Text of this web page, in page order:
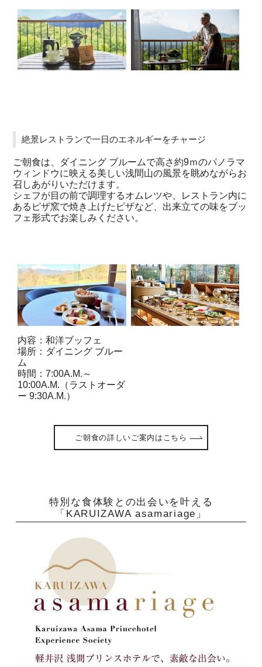
絶景レストランで一日のエネルギーをチャージ
ご朝食は、ダイニング ブルームで高さ約9ｍのパノラマ
ウィンドウに映える美しい浅間山の風景を眺めながらお
召しあがりいただけます。
シェフが目の前で調理するオムレツや、レストラン内に
あるピザ窯で焼き上げたピザなど、出来立ての味をブッ
フェ形式でお楽しみください。
内容：和洋ブッフェ
場所：ダイニング ブルー
ム
時間：7:00A.M.～
10:00A.M.（ラストオーダ
ー 9:30A.M.）
ご朝食の詳しいご案内はこちら
特別な食体験との出会いを叶える
「KARUIZAWA asamariage」